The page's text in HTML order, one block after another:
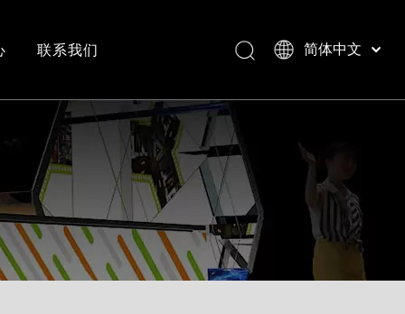
常见问答
成功案例视频
联系我们 简体中文
العربية
日本語
Pусский
Nederlands
Português
Deutsch